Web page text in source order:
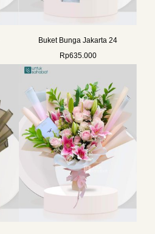
Buket Bunga Jakarta 24
Rp635.000